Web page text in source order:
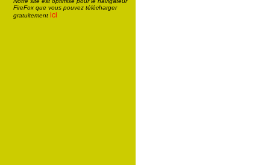
FireFox que vous pouvez télécharger
gratuitement ici